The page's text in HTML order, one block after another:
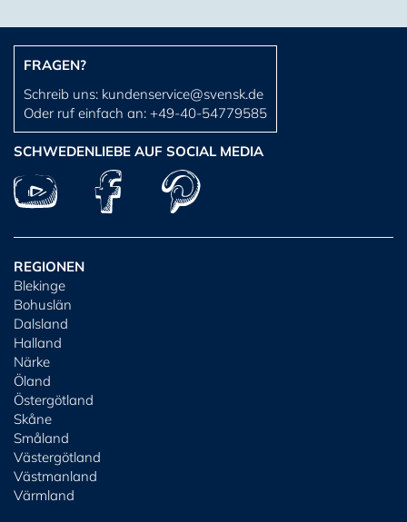
FRAGEN?
Schreib uns: kundenservice@svensk.de
Oder ruf einfach an: +49-40-54779585
SCHWEDENLIEBE AUF SOCIAL MEDIA
REGIONEN
Blekinge
Bohuslän
Dalsland
Halland
Närke
Öland
Östergötland
Skåne
Småland
Västergötland
Västmanland
Värmland